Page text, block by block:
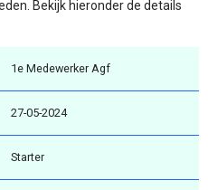
Bekijk hieronder de details
1e Medewerker Agf
27-05-2024
Starter